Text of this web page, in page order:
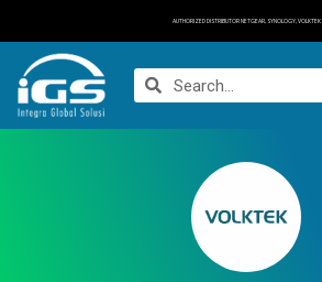
AUTHORIZED DISTRIBUTOR NETGEAR, SYNOLOGY, VOLKTEK